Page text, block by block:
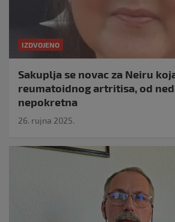
IZDVOJENO
Sakuplja se novac za Neiru
reumatoidnog artritisa, od
nepokretna
26. rujna 2025.